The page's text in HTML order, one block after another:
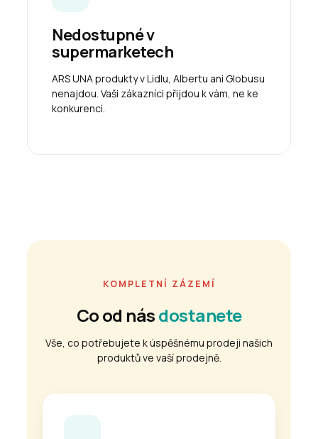
Nedostupné v
supermarketech
ARS UNA produkty v Lidlu, Albertu ani Globusu
nenajdou. Vaši zákazníci přijdou k vám, ne ke
konkurenci.
KOMPLETNÍ ZÁZEMÍ
Co od násdostanete
Vše, co potřebujete k úspěšnému prodeji našich
produktů ve vaší prodejně.